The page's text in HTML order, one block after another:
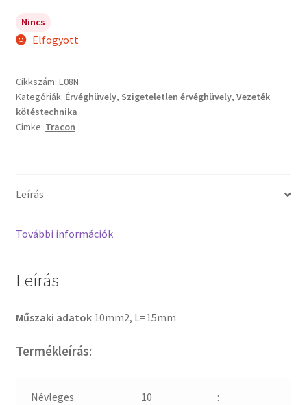
Nincs
Elfogyott
Cikkszám: E08N
Kategóriák: Érvéghüvely, Szigeteletlen érvéghüvely, Vezeték
kötéstechnika
Címke: Tracon
Leírás
További információk
Leírás
Műszaki adatok 10mm2, L=15mm
Termékleírás:
Névleges
10 :